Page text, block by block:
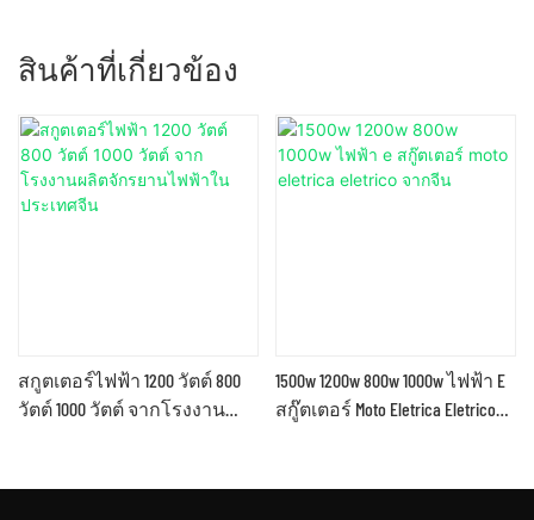
สินค้าที่เกี่ยวข้อง
สกูตเตอร์ไฟฟ้า 1200 วัตต์ 800
วัตต์ 1000 วัตต์ จากโรงงาน
1500w 1200w 800w 1000w ไฟฟ้า E
สกู๊ตเตอร์ Moto Eletrica Eletrico